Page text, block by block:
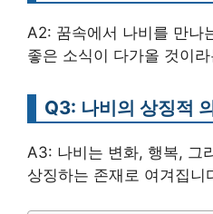
A2: 꿈속에서 나비를 만나
좋은 소식이 다가올 것이
Q3: 나비의 상징적
A3: 나비는 변화, 행복, 그
상징하는 존재로 여겨집니